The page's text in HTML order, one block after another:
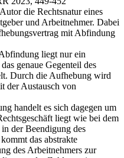
die Rechtsnatur eines
und Arbeitnehmer. Dabei
mit Abfindung
liegt nur ein
genaue Gegenteil des
Durch die Aufhebung wird
der Austausch von
handelt es sich dagegen um
liegt wie bei dem
der Beendigung des
das abstrakte
des Arbeitnehmers zur